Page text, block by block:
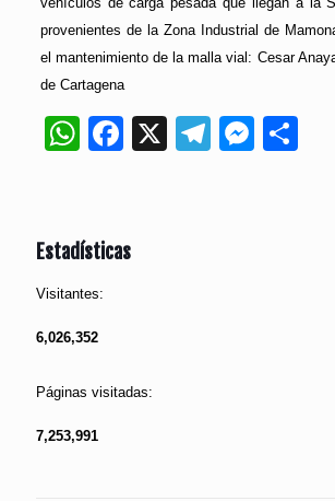
provenientes de la Zona Industrial de
el mantenimiento de la malla vial: Cesar
de Cartagena
WhatsApp
Facebook
X Telegram
Estadísticas
Visitantes:
6,026,352
Páginas visitadas:
7,253,991